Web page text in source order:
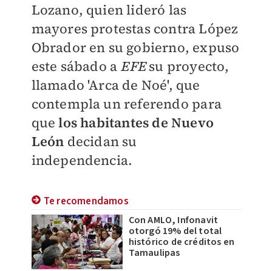
Lozano, quien lideró las
mayores protestas contra López
Obrador en su gobierno, expuso
este sábado a EFEsu proyecto,
llamado 'Arca de Noé', que
contempla un referendo para
quelos habitantes de Nuevo
León decidan su
independencia.
Te recomendamos
Con AMLO, Infonavit
otorgó 19% del total
histórico de créditos en
Tamaulipas